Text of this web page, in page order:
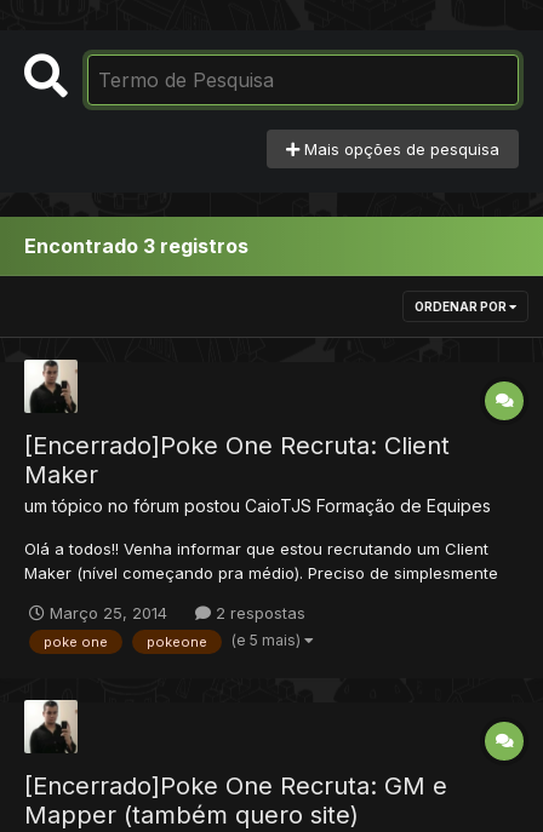
Mais opções de pesquisa
Encontrado 3 registros
ORDENAR POR
[Encerrado]Poke One Recruta: Client
Maker
um tópico no fórum postou CaioTJS Formação de Equipes
Olá a todos!! Venha informar que estou recrutando um Client
Maker (nível começando pra médio). Preciso de simplesmente
sprites e mexer com client novo (que já possuo). Alguém aí topa
o desafio? Para um rápido contato...
Março 25, 2014 2 respostas
poke one pokeone (e 5 mais)
[Encerrado]Poke One Recruta: GM e
Mapper (também quero site)